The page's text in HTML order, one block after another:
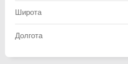
Широта
Долгота